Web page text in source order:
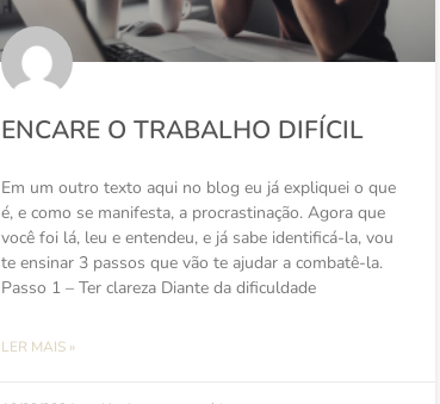
ENCARE O TRABALHO DIFÍCIL
Em um outro texto aqui no blog eu já expliquei o que
é, e como se manifesta, a procrastinação. Agora que
você foi lá, leu e entendeu, e já sabe identificá-la, vou
te ensinar 3 passos que vão te ajudar a combatê-la.
Passo 1 – Ter clareza Diante da dificuldade
LER MAIS »